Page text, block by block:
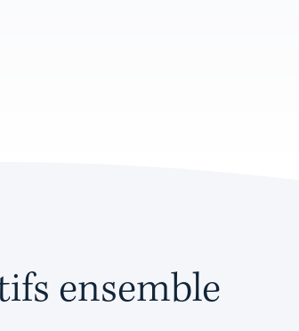
ensemble